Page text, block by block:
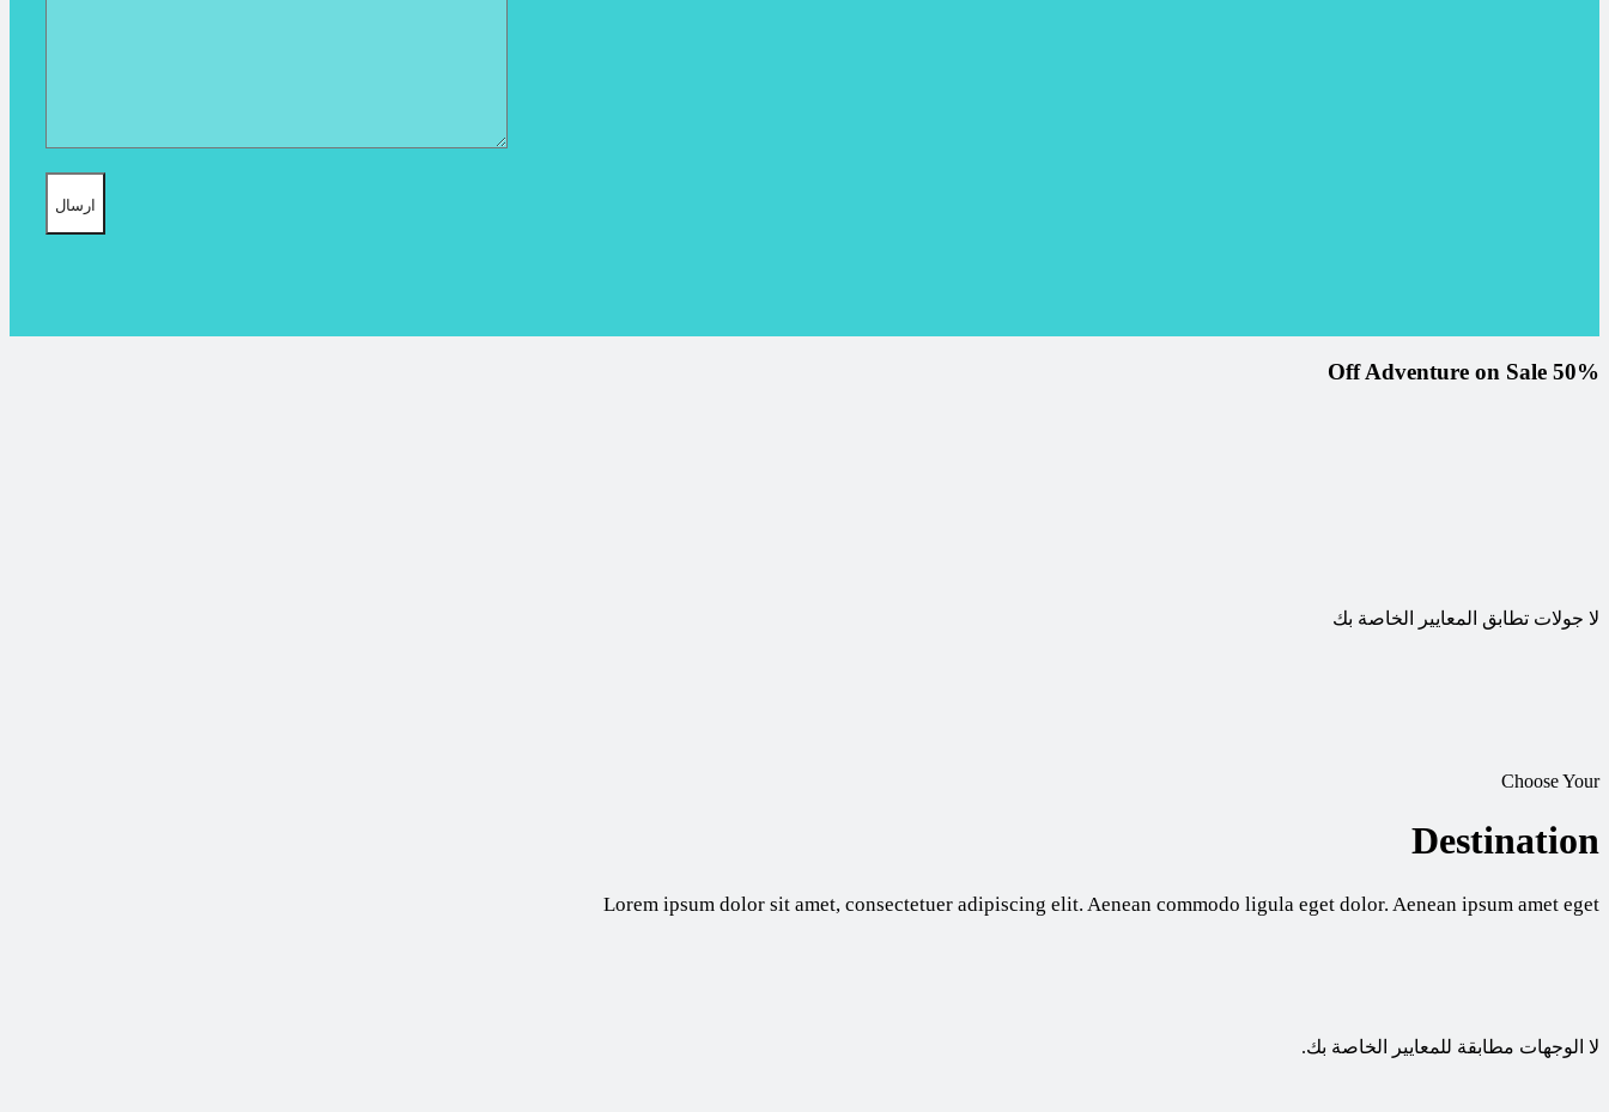
50% Off Adventure on Sale
لا جولات تطابق المعايير الخاصة بك
Choose Your
Destination
Lorem ipsum dolor sit amet, consectetuer adipiscing elit. Aenean commodo ligula eget dolor. Aenean ipsum amet eget
لا الوجهات مطابقة للمعايير الخاصة بك.